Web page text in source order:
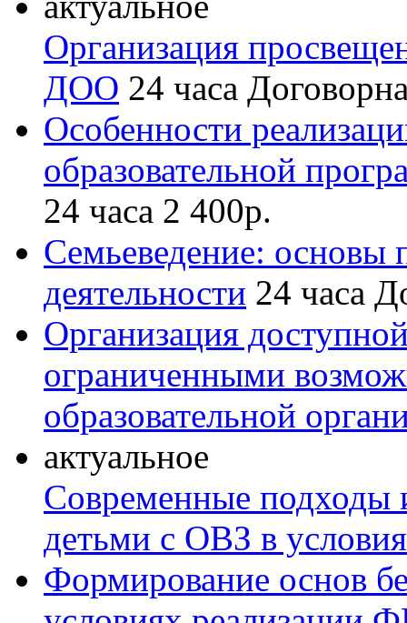
Организация
ДОО 24 часа
Особенности
образовательной
24 часа 2 400р.
Семьеведение: основы
деятельности 24 часа
Организация
ограниченными
образовательной
актуальное
Современные подходы
детьми с ОВЗ в
Формирование основ